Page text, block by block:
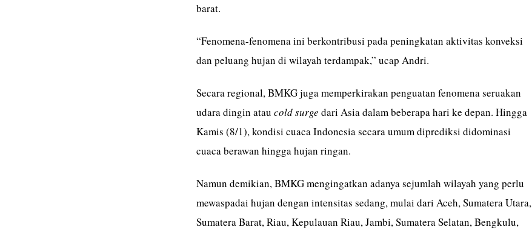
barat.
“Fenomena-fenomena ini berkontribusi pada peningkatan aktivitas konveksi
dan peluang hujan di wilayah terdampak,” ucap Andri.
Secara regional, BMKG juga memperkirakan penguatan fenomena seruakan
udara dingin atau cold surge dari Asia dalam beberapa hari ke depan. Hingga
Kamis (8/1), kondisi cuaca Indonesia secara umum diprediksi didominasi
cuaca berawan hingga hujan ringan.
Namun demikian, BMKG mengingatkan adanya sejumlah wilayah yang perlu
mewaspadai hujan dengan intensitas sedang, mulai dari Aceh, Sumatera Utara,
Sumatera Barat, Riau, Kepulauan Riau, Jambi, Sumatera Selatan, Bengkulu,